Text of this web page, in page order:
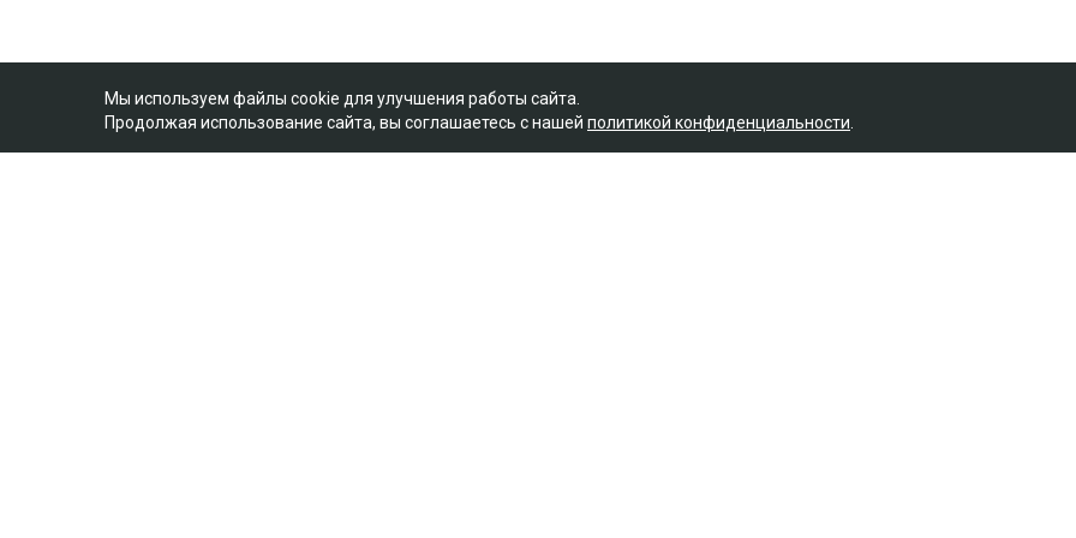
Мы используем файлы cookie для улучшения работы сайта.
Продолжая использование сайта, вы соглашаетесь с нашей политикой конфиденциальности